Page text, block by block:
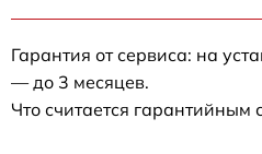
Гарантия от сервиса: на
— до 3 месяцев.
Что считается гарантийным